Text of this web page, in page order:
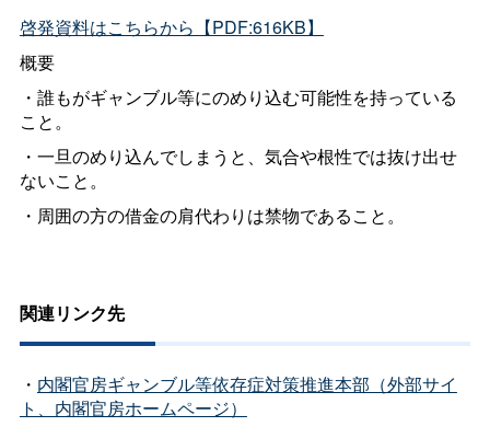
啓発資料はこちらから【PDF:616KB】
概要
・誰もがギャンブル等にのめり込む可能性を持っている
こと。
・一旦のめり込んでしまうと、気合や根性では抜け出せ
ないこと。
・周囲の方の借金の肩代わりは禁物であること。
関連リンク先
・ 内閣官房ギャンブル等依存症対策推進本部（外部サイ
ト、内閣官房ホームページ）